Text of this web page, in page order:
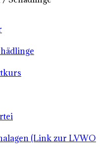
(Link zur LVWO